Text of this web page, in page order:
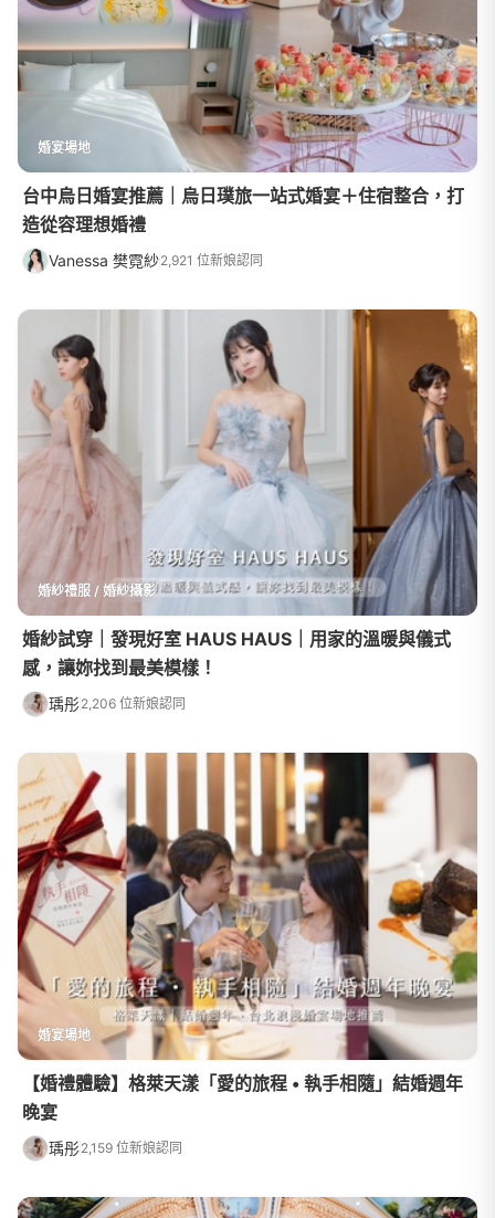
婚宴場地
台中烏日婚宴推薦｜烏日璞旅一站式婚宴＋住宿整合，打
造從容理想婚禮
Vanessa 樊霓紗2,921 位新娘認同
婚紗禮服 / 婚紗攝影
婚紗試穿｜發現好室 HAUS HAUS｜用家的溫暖與儀式
感，讓妳找到最美模樣！
瑀彤2,206 位新娘認同
婚宴場地
【婚禮體驗】格萊天漾「愛的旅程 • 執手相隨」結婚週年
晚宴
瑀彤2,159 位新娘認同